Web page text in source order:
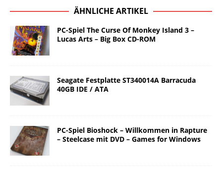
ÄHNLICHE ARTIKEL
PC-Spiel The Curse Of Monkey Island 3 –
Lucas Arts – Big Box CD-ROM
Seagate Festplatte ST340014A Barracuda
40GB IDE / ATA
PC-Spiel Bioshock – Willkommen in Rapture
– Steelcase mit DVD – Games for Windows